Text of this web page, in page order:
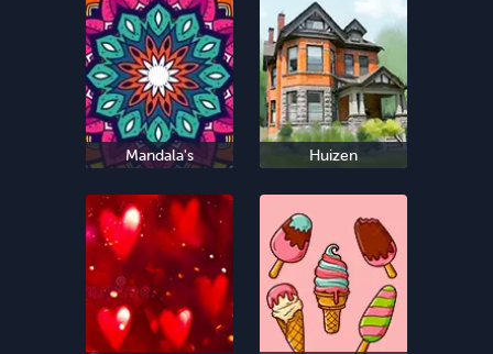
Mandala's Huizen